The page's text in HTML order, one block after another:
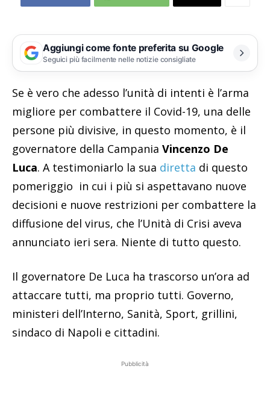
Aggiungi come fonte preferita su Google
Seguici più facilmente nelle notizie consigliate
Se è vero che adesso l’unità di intenti è l’arma
migliore per combattere il Covid-19, una delle
persone più divisive, in questo momento, è il
governatore della Campania Vincenzo De
Luca. A testimoniarlo la sua diretta di questo
pomeriggio in cui i più si aspettavano nuove
decisioni e nuove restrizioni per combattere la
diffusione del virus, che l’Unità di Crisi aveva
annunciato ieri sera. Niente di tutto questo.
Il governatore De Luca ha trascorso un’ora ad
attaccare tutti, ma proprio tutti. Governo,
ministeri dell’Interno, Sanità, Sport, grillini,
sindaco di Napoli e cittadini.
Pubblicità